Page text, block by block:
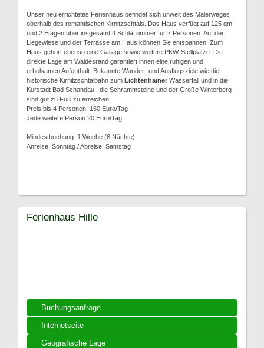
Unser neu errichtetes Ferienhaus befindet sich unweit des Malerweges
oberhalb des romantischen Kirnitzschtals. Das Haus verfügt auf 125 qm
und 2 Etagen über insgesamt 4 Schlafzimmer für 7 Personen. Auf der
Liegewiese und der Terrasse am Haus können Sie entspannen. Zum
Haus gehört ebenso eine Garage sowie weitere PKW-Stellplätze. Die
direkte Lage am Waldesrand garantiert ihnen eine ruhigen und
erholsamen Aufenthalt. Bekannte Wander- und Ausflugsziele wie die
historische Kirnitzschtalbahn zum Lichtenhainer Wasserfall und in die
Kurstadt Bad Schandau , die Schrammsteine und der Große Winterberg
sind gut zu Fuß zu erreichen.
Preis bis 4 Personen: 150 Euro/Tag
Jede weitere Person 20 Euro/Tag
Mindestbuchung: 1 Woche (6 Nächte)
Anreise: Sonntag / Abreise: Samstag
Buchungsanfrage
Internetseite
Geografische Lage
Ferienhaus Hille